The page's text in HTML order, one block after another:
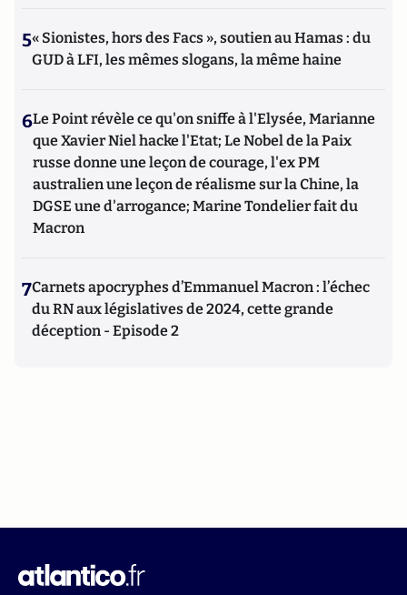
5« Sionistes, hors des Facs », soutien au Hamas : du
GUD à LFI, les mêmes slogans, la même haine
6Le Point révèle ce qu'on sniffe à l'Elysée, Marianne
que Xavier Niel hacke l'Etat; Le Nobel de la Paix
russe donne une leçon de courage, l'ex PM
australien une leçon de réalisme sur la Chine, la
DGSE une d'arrogance; Marine Tondelier fait du
Macron
7Carnets apocryphes d’Emmanuel Macron : l’échec
du RN aux législatives de 2024, cette grande
déception - Episode 2